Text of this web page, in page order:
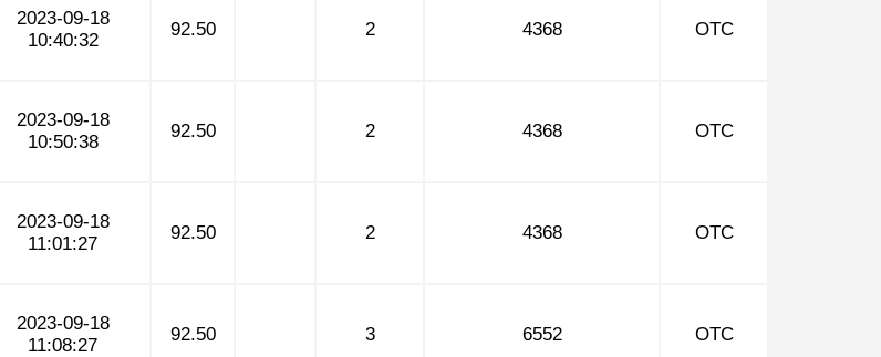
2023-09-18
10:40:32
92.50 2 4368 OTC
2023-09-18
10:50:38
92.50 2 4368 OTC
2023-09-18
11:01:27
92.50 2 4368 OTC
2023-09-18
11:08:27
92.50 3 6552 OTC